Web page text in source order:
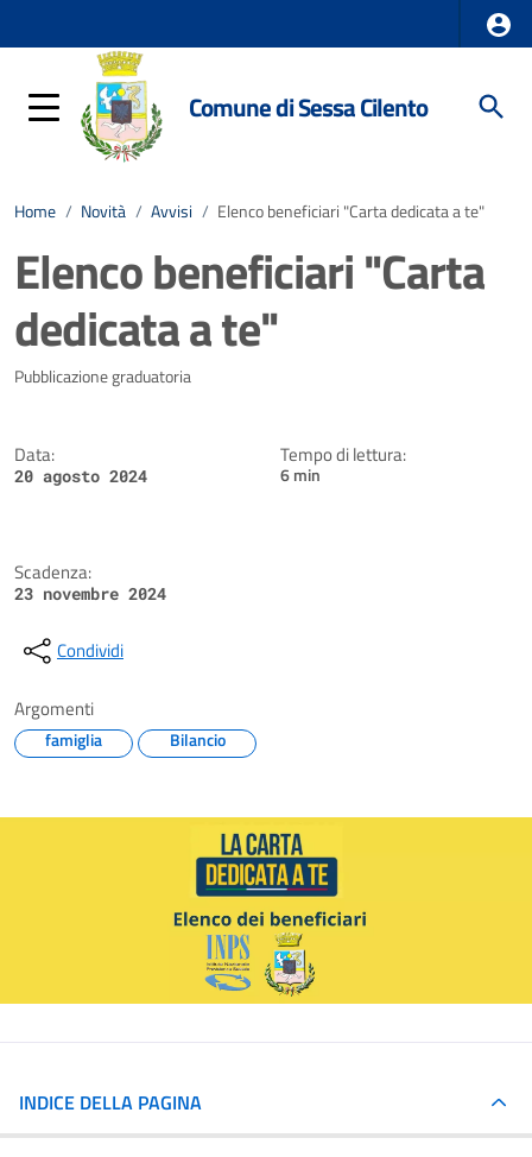
Comune di Sessa Cilento
Home / Novità / Avvisi / Elenco beneficiari "Carta dedicata a te"
Elenco beneficiari "Carta
dedicata a te"
Dettagli della notizia
Pubblicazione graduatoria
Data:
20 agosto 2024
Tempo di lettura:
6 min
Scadenza:
23 novembre 2024
Condividi
Argomenti
famiglia Bilancio
INDICE DELLA PAGINA